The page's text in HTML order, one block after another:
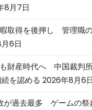
8月7日
取得を後押し 管理職
6日
財産時代へ 中国裁判
を認める 2026年8月6
が過去最多 ゲームの祭